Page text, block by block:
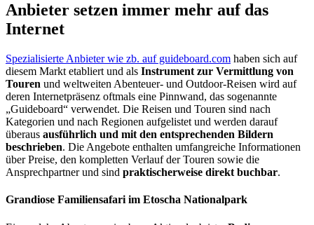
Anbieter setzen immer mehr auf das
Internet
Spezialisierte Anbieter wie zb. auf guideboard.com haben sich auf
diesem Markt etabliert und als Instrument zur Vermittlung von
Touren und weltweiten Abenteuer- und Outdoor-Reisen wird auf
deren Internetpräsenz oftmals eine Pinnwand, das sogenannte
„Guideboard“ verwendet. Die Reisen und Touren sind nach
Kategorien und nach Regionen aufgelistet und werden darauf
überaus ausführlich und mit den entsprechenden Bildern
beschrieben. Die Angebote enthalten umfangreiche Informationen
über Preise, den kompletten Verlauf der Touren sowie die
Ansprechpartner und sind praktischerweise direkt buchbar.
Grandiose Familiensafari im Etoscha Nationalpark